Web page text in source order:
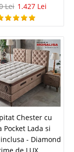
Somiera incluse –
unui dormitor
pat care te atrage la
Compara
Lei 1.427 Lei
Chester cu
Pocket Lada si
- Diamond